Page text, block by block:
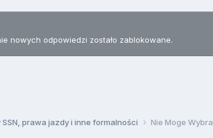
nowych odpowiedzi zostało zablokowane.
prawa jazdy i inne formalności Nie Moge